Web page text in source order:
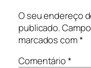
O seu endereço
publicado.
marcados com*
Comentário*